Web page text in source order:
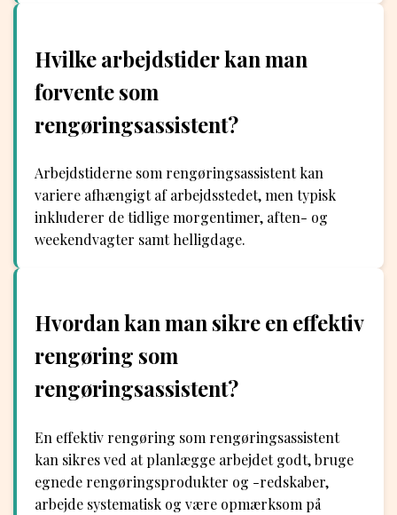
Hvilke arbejdstider kan man
forvente som
rengøringsassistent?
Arbejdstiderne som rengøringsassistent kan
variere afhængigt af arbejdsstedet, men typisk
inkluderer de tidlige morgentimer, aften- og
weekendvagter samt helligdage.
Hvordan kan man sikre en effektiv
rengøring som
rengøringsassistent?
En effektiv rengøring som rengøringsassistent
kan sikres ved at planlægge arbejdet godt, bruge
egnede rengøringsprodukter og -redskaber,
arbejde systematisk og være opmærksom på